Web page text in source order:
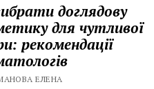
доглядову
для чутливої
рекомендації
ЕЛЕНА